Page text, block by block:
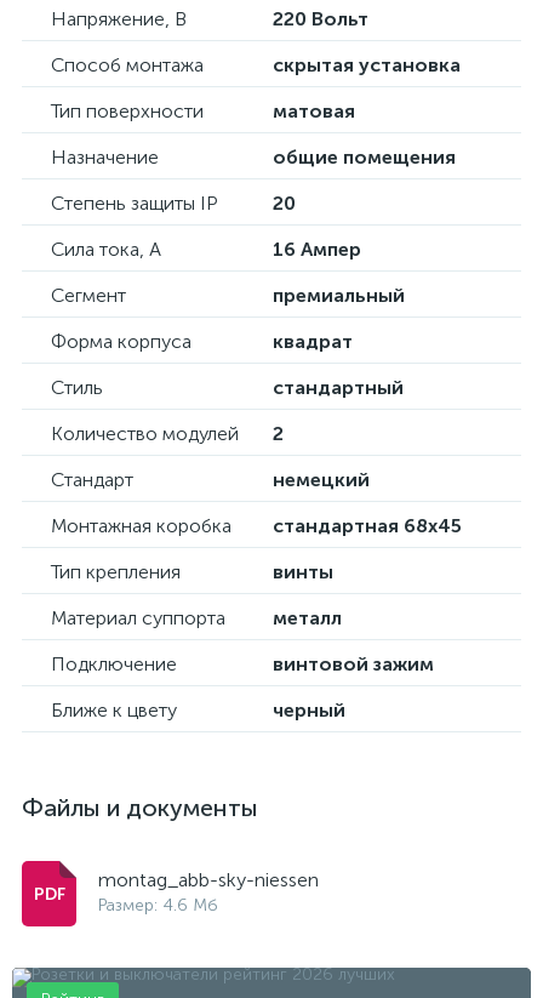
Напряжение, В
220 Вольт
Способ монтажа
скрытая установка
Тип поверхности
матовая
Назначение
общие помещения
Степень защиты IP
20
Сила тока, А
16 Ампер
Сегмент
премиальный
Форма корпуса
квадрат
Стиль
стандартный
Количество модулей
2
Стандарт
немецкий
Монтажная коробка
стандартная 68х45
Тип крепления
винты
Материал суппорта
металл
Подключение
винтовой зажим
Ближе к цвету
черный
Файлы и документы
montag_abb-sky-niessen
Размер: 4.6 Мб